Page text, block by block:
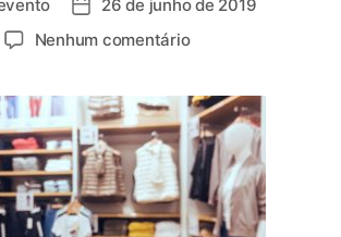
26 de junho de 2019
Nenhum comentário